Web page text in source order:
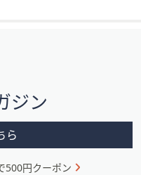
ジン
ら
500円クーポン